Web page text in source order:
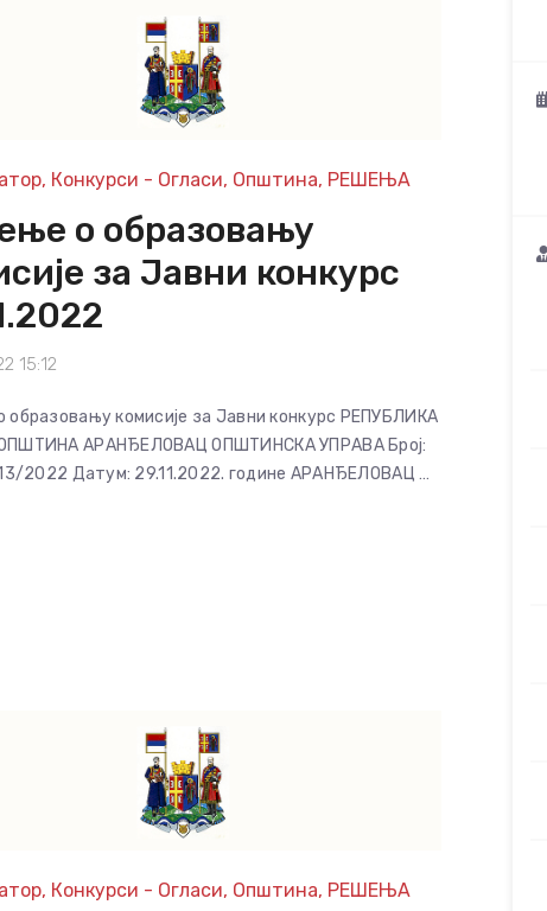
, Конкурси - Огласи, Општина, РЕШЕЊА
о образовању
за Јавни конкурс
15:12
образовању комисије за Јавни конкурс РЕПУБЛИКА
АРАНЂЕЛОВАЦ ОПШТИНСКА УПРАВА Број:
2022 Датум: 29.11.2022. године АРАНЂЕЛОВАЦ …
, Конкурси - Огласи, Општина, РЕШЕЊА